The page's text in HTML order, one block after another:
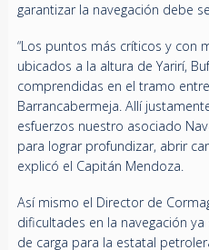
garantizar la navegación debe
“Los puntos más críticos y con
ubicados a la altura de Yarirí,
comprendidas en el tramo
Barrancabermeja. Allí
esfuerzos nuestro asociado
para lograr profundizar, abrir
explicó el Capitán Mendoza.
Así mismo el Director de
dificultades en la navegación
de carga para la estatal